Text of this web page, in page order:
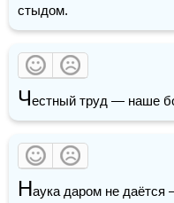
стыдом.
Честный труд — наше
Наука даром не даётся